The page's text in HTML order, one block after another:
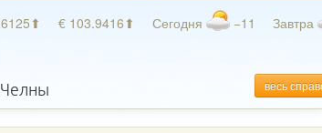
€ 103.9416⬆ Сегодня −11 Завтра
весь